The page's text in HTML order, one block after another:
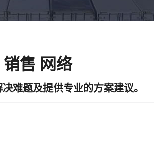
销售 网络
难题及提供专业的方案建议。